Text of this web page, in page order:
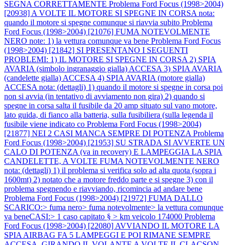
SEGNA CORRETTAMENTE Problema Ford Focus (1998>2004)
[20938] A VOLTE IL MOTORE SI SPEGNE IN CORSA nota:
quando il motore si spegne comunque si riavvia subito Problema
Ford Focus (1998>2004) [21076] FUMA NOTEVOLMENTE
NERO note: 1) la vettura comunque va bene Problema Ford Focus
(1998>2004) [21842] SI PRESENTANO I SEGUENTI
PROBLEMI: 1) IL MOTORE SI SPEGNE IN CORSA 2) SPIA
AVARIA (simbolo ingranaggio gialla) ACCESA 3) SPIA AVARIA
(candelette gialla) ACCESA 4) SPIA AVARIA (motore gialla)
ACCESA nota: (dettagli) 1) quando il motore si spegne in corsa poi
non si avvia (in tentativo di avviamento non gira) 2) quando si
spegne in corsa salta il fusibile da 20 amp situato sul vano motore,
lato guida, di fianco alla batteria, sulla fusibiliera (sulla legenda il
fusibile viene indicato co Problema Ford Focus (1998>2004)
[21877] NEI 2 CASI MANCA SEMPRE DI POTENZA Problema
Ford Focus (1998>2004) [21953] SU STRADA SI AVVERTE UN
CALO DI POTENZA (va in recovery) E LAMPEGGIA LA SPIA
CANDELETTE, A VOLTE FUMA NOTEVOLMENTE NERO
nota: (dettagli) 1) il problema si verifica solo ad alta quota (sopra i
1600mt) 2) notato che a motore freddo parte e si spegne 3) con il
problema spegnendo e riavviando, ricomincia ad andare bene
Problema Ford Focus (1998>2004) [21972] FUMA DALLO
SCARICO:> fuma nero> fuma notevolmente> la vettura comunque
va beneCASI:> 1 caso capitato § > km veicolo 174000 Problema
Ford Focus (1998>2004) [22080] AVVIANDO IL MOTORE LA
SPIA AIRBAG FA 5 LAMPEGGI E POI RIMANE SEMPRE